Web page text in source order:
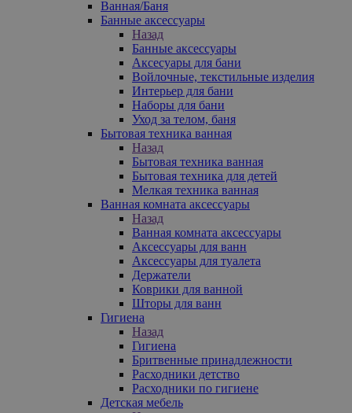
Ванная/Баня
Банные аксессуары
Назад
Банные аксессуары
Аксесуары для бани
Войлочные, текстильные изделия
Интерьер для бани
Наборы для бани
Уход за телом, баня
Бытовая техника ванная
Назад
Бытовая техника ванная
Бытовая техника для детей
Мелкая техника ванная
Ванная комната аксессуары
Назад
Ванная комната аксессуары
Аксессуары для ванн
Аксессуары для туалета
Держатели
Коврики для ванной
Шторы для ванн
Гигиена
Назад
Гигиена
Бритвенные принадлежности
Расходники детство
Расходники по гигиене
Детская мебель